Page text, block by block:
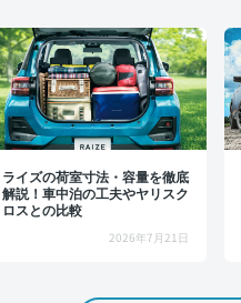
ライズの荷室寸法・容量を徹底
解説！車中泊の工夫やヤリスク
ロスとの比較
2026年7月21日